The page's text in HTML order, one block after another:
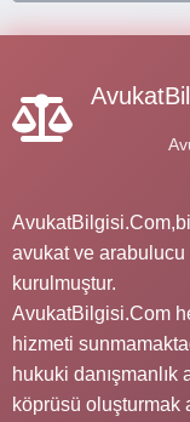
avukat ve arabulucu
kurulmuştur.
AvukatBilgisi.Com
hizmeti
hukuki
köprüsü oluşturmak